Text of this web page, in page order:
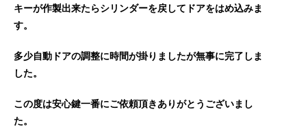
キーが作製出来たらシリンダーを戻してドアをはめ込みま
す。
多少自動ドアの調整に時間が掛りましたが無事に完了しま
した。
この度は安心鍵一番にご依頼頂きありがとうございまし
た。